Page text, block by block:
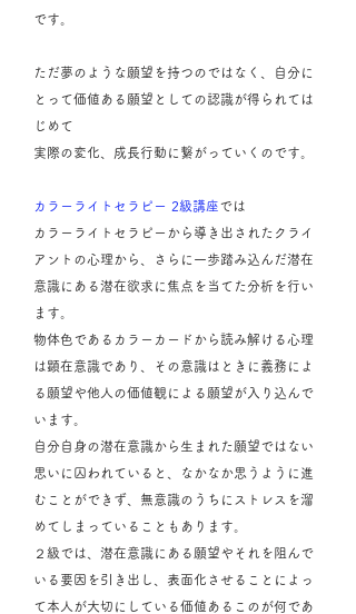
です。
ただ夢のような願望を持つのではなく、自分に
とって価値ある願望としての認識が得られては
じめて
実際の変化、成長行動に繋がっていくのです。
カラーライトセラピー 2級講座では
カラーライトセラピーから導き出されたクライ
アントの心理から、さらに一歩踏み込んだ潜在
意識にある潜在欲求に焦点を当てた分析を行い
ます。
物体色であるカラーカードから読み解ける心理
は顕在意識であり、その意識はときに義務によ
る願望や他人の価値観による願望が入り込んで
います。
自分自身の潜在意識から生まれた願望ではない
思いに囚われていると、なかなか思うように進
むことができず、無意識のうちにストレスを溜
めてしまっていることもあります。
２級では、潜在意識にある願望やそれを阻んで
いる要因を引き出し、表面化させることによっ
て本人が大切にしている価値あるこのが何であ